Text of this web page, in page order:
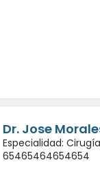
Dr. Jose
Especialidad:
65465464654654